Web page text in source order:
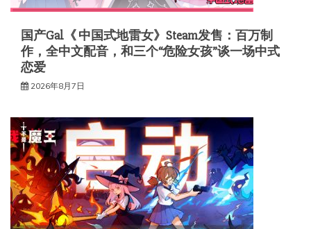
国产Gal《 中国式地雷女》Steam发售：百万制
作，全中文配音，和三个“危险女孩”谈一场中式
恋爱
2026年8月7日